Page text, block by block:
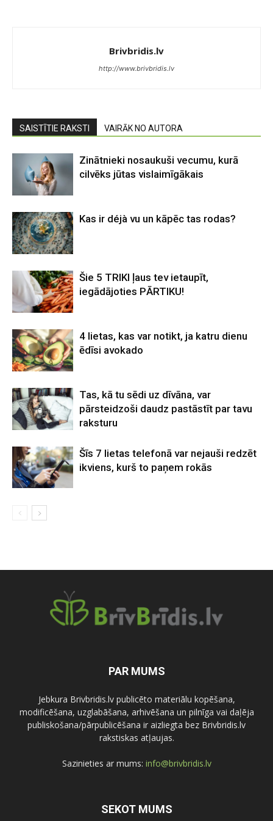
Brivbridis.lv
http://www.brivbridis.lv
SAISTĪTIE RAKSTI VAIRĀK NO AUTORA
Zinātnieki nosaukuši vecumu, kurā
cilvēks jūtas vislaimīgākais
Kas ir déjà vu un kāpēc tas rodas?
Šie 5 TRIKI ļaus tev ietaupīt,
iegādājoties PĀRTIKU!
4 lietas, kas var notikt, ja katru dienu
ēdīsi avokado
Tas, kā tu sēdi uz dīvāna, var
pārsteidzoši daudz pastāstīt par tavu
raksturu
Šīs 7 lietas telefonā var nejauši redzēt
ikviens, kurš to paņem rokās
PAR MUMS
Jebkura Brivbridis.lv publicēto materiālu kopēšana,
modificēšana, uzglabāšana, arhivēšana un pilnīga vai daļēja
publiskošana/pārpublicēšana ir aizliegta bez Brivbridis.lv
rakstiskas atļaujas.
Sazinieties ar mums: info@brivbridis.lv
SEKOT MUMS